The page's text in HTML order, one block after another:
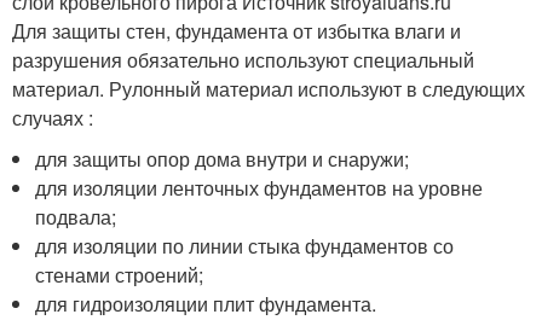
Для защиты стен, фундамента от избытка влаги и
разрушения обязательно используют специальный
материал. Рулонный материал используют в следующих
случаях :
для защиты опор дома внутри и снаружи;
для изоляции ленточных фундаментов на уровне
подвала;
для изоляции по линии стыка фундаментов со
стенами строений;
для гидроизоляции плит фундамента.